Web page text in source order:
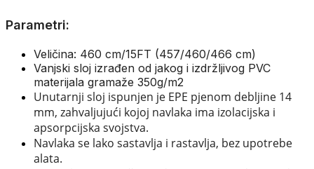
Parametri:
Veličina: 460 cm/15FT (457/460/466 cm)
Vanjski sloj izrađen od jakog i izdržljivog PVC
materijala gramaže 350g/m2
Unutarnji sloj ispunjen je EPE pjenom debljine 14
mm, zahvaljujući kojoj navlaka ima izolacijska i
apsorpcijska svojstva.
Navlaka se lako sastavlja i rastavlja, bez upotrebe
alata.